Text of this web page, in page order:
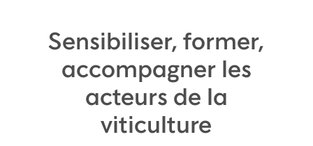
Sensibiliser, former,
accompagner les
acteurs de la
viticulture